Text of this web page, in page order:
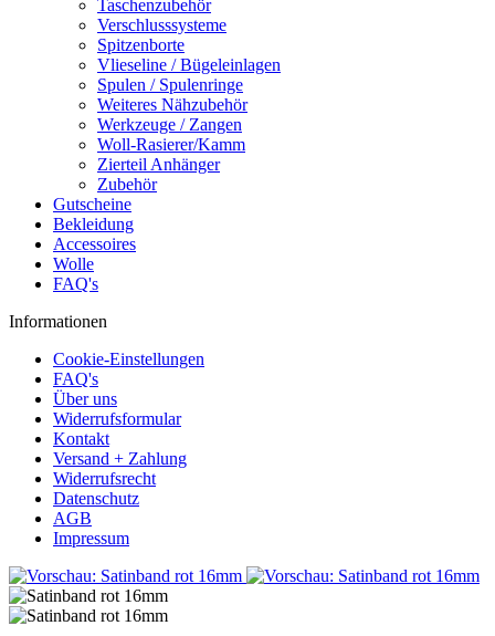
Taschenzubehör
Verschlusssysteme
Spitzenborte
Vlieseline / Bügeleinlagen
Spulen / Spulenringe
Weiteres Nähzubehör
Werkzeuge / Zangen
Woll-Rasierer/Kamm
Zierteil Anhänger
Zubehör
Gutscheine
Bekleidung
Accessoires
Wolle
FAQ's
Informationen
Cookie-Einstellungen
FAQ's
Über uns
Widerrufsformular
Kontakt
Versand + Zahlung
Widerrufsrecht
Datenschutz
AGB
Impressum